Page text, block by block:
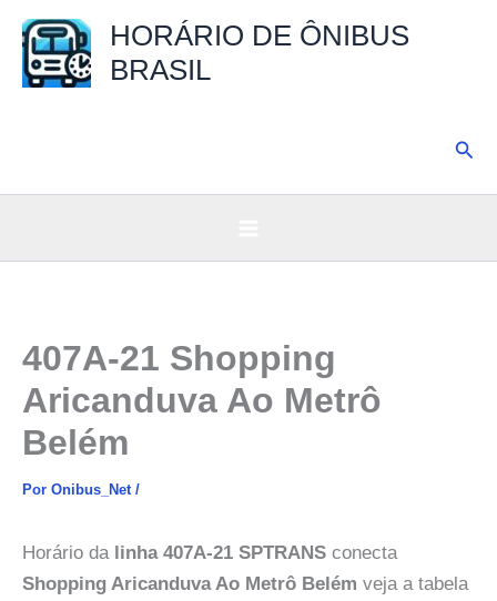
para
HORÁRIO DE ÔNIBUS
BRASIL
407A-21 Shopping
Aricanduva Ao Metrô
Belém
Por Onibus_Net /
Horário da linha 407A-21 SPTRANS conecta
Shopping Aricanduva Ao Metrô Belém veja a tabela